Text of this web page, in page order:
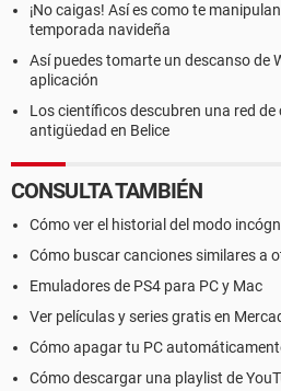
¡No caigas! Así es como te
temporada navideña
Así puedes tomarte un descanso de
aplicación
Los científicos descubren una red
antigüedad en Belice
CONSULTA TAMBIÉN
Cómo ver el historial del modo
Cómo buscar canciones similares a
Emuladores de PS4 para PC y Mac
Ver películas y series gratis en
Cómo apagar tu PC
Cómo descargar una playlist de